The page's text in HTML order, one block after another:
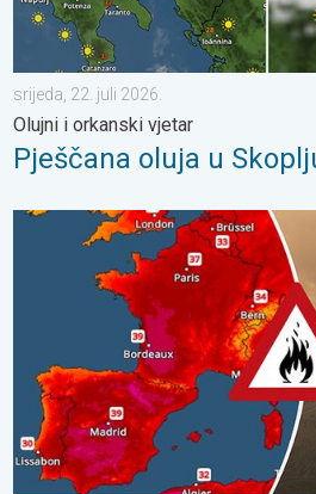
srijeda, 22. juli 2026.
Olujni i orkanski vjetar
Pješčana oluja u
Veliki požari u jugozapadnoj